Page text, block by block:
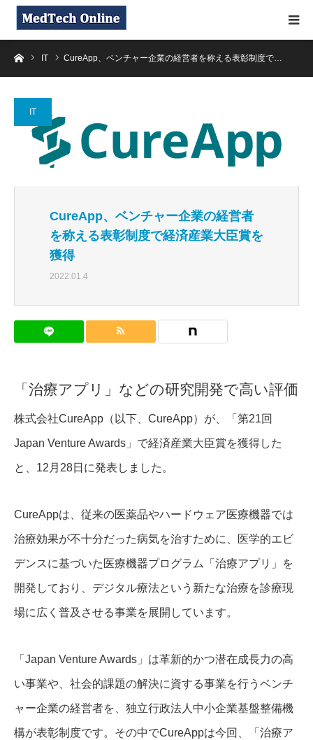
ホーム
IT CureApp、ベンチャー企業の経営者を称える表彰制度で…
IT
CureApp、ベンチャー企業の経営者
を称える表彰制度で経済産業大臣賞を
獲得
2022.01.4
「治療アプリ」などの研究開発で高い評価
株式会社CureApp（以下、CureApp）が、「第21回
Japan Venture Awards」で経済産業大臣賞を獲得した
と、12月28日に発表しました。
CureAppは、従来の医薬品やハードウェア医療機器では
治療効果が不十分だった病気を治すために、医学的エビ
デンスに基づいた医療機器プログラム「治療アプリ」を
開発しており、デジタル療法という新たな治療を診療現
場に広く普及させる事業を展開しています。
「Japan Venture Awards」は革新的かつ潜在成長力の高
い事業や、社会的課題の解決に資する事業を行うベンチ
ャー企業の経営者を、独立行政法人中小企業基盤整備機
構が表彰制度です。その中でCureAppは今回、「治療ア